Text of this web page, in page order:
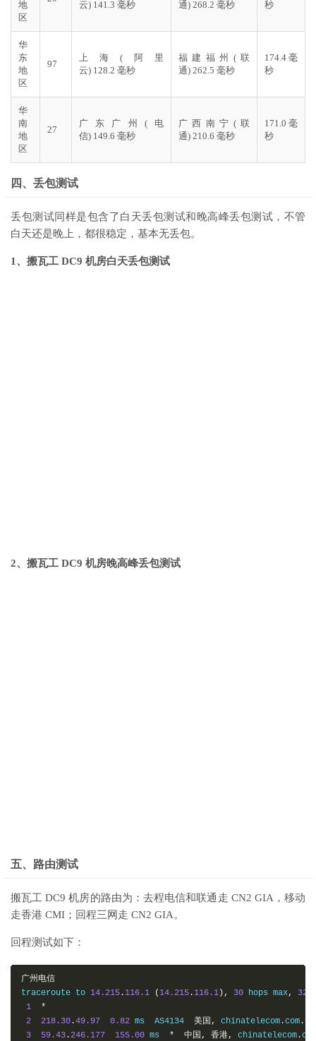
地
区
云) 141.3 毫秒 通) 268.2 毫秒 秒
华
东
地
区
97
上海(阿里
云) 128.2 毫秒
福建福州(联
通) 262.5 毫秒
174.4 毫
秒
华
南
地
区
27
广东广州(电
信) 149.6 毫秒
广西南宁(联
通) 210.6 毫秒
171.0 毫
秒
四、丢包测试
丢包测试同样是包含了白天丢包测试和晚高峰丢包测试，不管
白天还是晚上，都很稳定，基本无丢包。
1、搬瓦工 DC9 机房白天丢包测试
2、搬瓦工 DC9 机房晚高峰丢包测试
五、路由测试
搬瓦工 DC9 机房的路由为：去程电信和联通走 CN2 GIA，移动
走香港 CMI；回程三网走 CN2 GIA。
回程测试如下：
广州电信
traceroute to 14.215 . 116.1 ( 14.215 . 116.1), 30 hops max, 32
1
*
2
218.30 .49.97 0.82 ms  AS4134 美国, chinatelecom .com .cn
3
59.43 .246.177 155.00 ms * 中国, 香港, chinatelecom .com